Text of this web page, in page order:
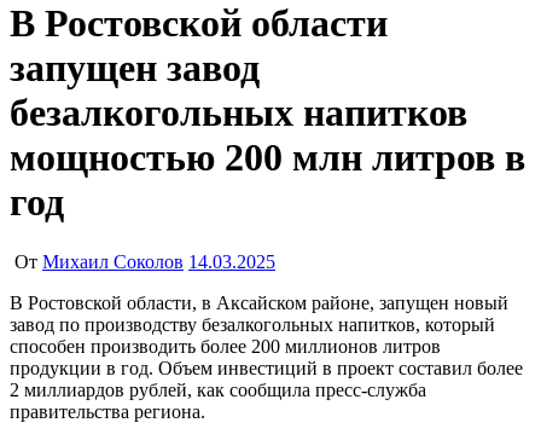
В Ростовской области
запущен завод
безалкогольных напитков
мощностью 200 млн литров в
год
От Михаил Соколов 14.03.2025
В Ростовской области, в Аксайском районе, запущен новый
завод по производству безалкогольных напитков, который
способен производить более 200 миллионов литров
продукции в год. Объем инвестиций в проект составил более
2 миллиардов рублей, как сообщила пресс-служба
правительства региона.